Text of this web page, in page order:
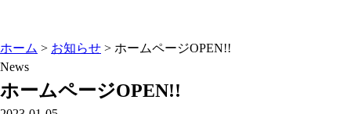
ホーム > お知らせ > ホームページOPEN!!
News
ホームページOPEN!!